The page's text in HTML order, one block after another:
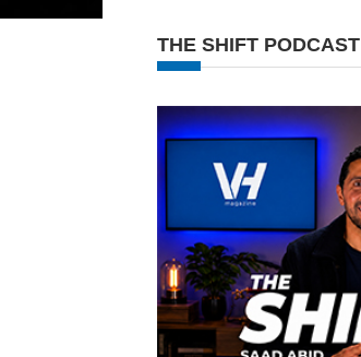
THE SHIFT PODCAST